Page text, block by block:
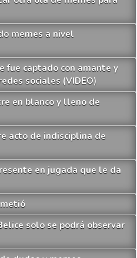
memes a nivel
fue captado con amante y
sociales (VIDEO)
en blanco y lleno de
acto de indisciplina de
en jugada que le da
solo se podrá observar